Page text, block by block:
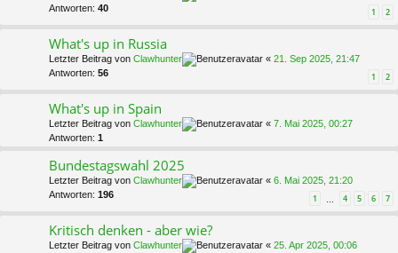
Antworten: 40 1 2
What's up in Russia
Letzter Beitrag von Clawhunter « 21. Sep 2025, 21:47
Antworten: 56 1 2
What's up in Spain
Letzter Beitrag von Clawhunter « 7. Mai 2025, 00:27
Antworten: 1
Bundestagswahl 2025
Letzter Beitrag von Clawhunter « 6. Mai 2025, 21:20
Antworten: 196 1 … 4 5 6 7
Kritisch denken - aber wie?
Letzter Beitrag von Clawhunter « 25. Apr 2025, 00:06